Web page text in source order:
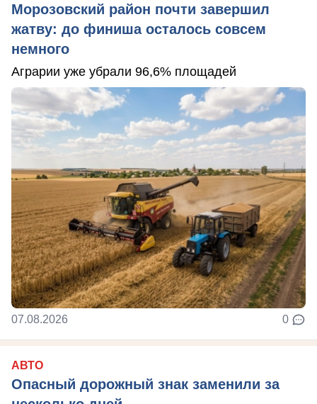
Морозовский район почти завершил
жатву: до финиша осталось совсем
немного
Аграрии уже убрали 96,6% площадей
07.08.2026 0
АВТО
Опасный дорожный знак заменили за